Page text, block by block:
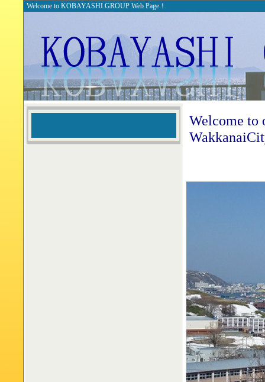
Welcome to KOBAYASHI GROUP Web Page！
Welcome to